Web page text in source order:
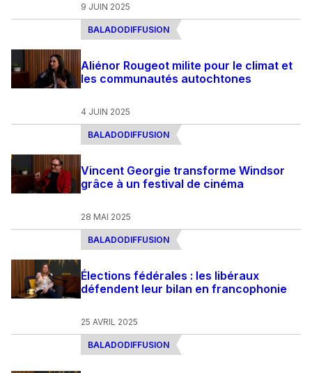
9 JUIN 2025
BALADODIFFUSION
Aliénor Rougeot milite pour le climat et
les communautés autochtones
4 JUIN 2025
BALADODIFFUSION
Vincent Georgie transforme Windsor
grâce à un festival de cinéma
28 MAI 2025
BALADODIFFUSION
Élections fédérales : les libéraux
défendent leur bilan en francophonie
25 AVRIL 2025
BALADODIFFUSION